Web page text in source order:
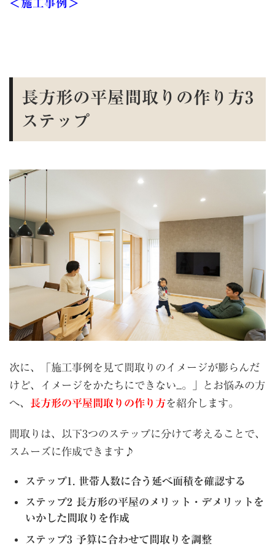
＜施工事例＞
長方形の平屋間取りの作り方3
ステップ
次に、「施工事例を見て間取りのイメージが膨らんだ
けど、イメージをかたちにできない...。」とお悩みの方
へ、 長方形の平屋間取りの作り方を紹介します。
間取りは、以下3つのステップに分けて考えることで、
スムーズに作成できます♪
ステップ1. 世帯人数に合う延べ面積を確認する
ステップ2 長方形の平屋のメリット・デメリットを
いかした間取りを作成
ステップ3 予算に合わせて間取りを調整